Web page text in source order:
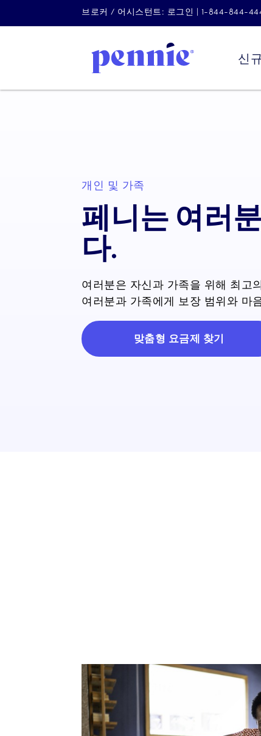
브로커 / 어시스턴트: 로그인 | 1-844-844-
신
개인 및 가족
페니는 여러
다.
여러분은 자신과 가족을 위해 최고
여러분과 가족에게 보장 범위와 마
맞춤형 요금제 찾기